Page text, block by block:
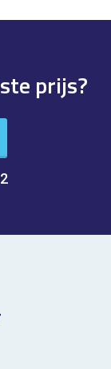
prijs?